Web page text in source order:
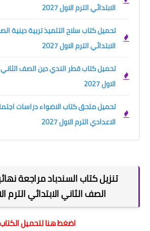
الابتدائي الترم الاول 2027
تحميل كتاب سلاح التلميذ تربية دينية
الابتدائي الترم الاول 2027
تحميل كتاب قطر الندي دين الصف الثاني
الاول 2027
تحميل ملحق كتاب الاضواء دراسات
الاعدادي الترم الاول 2027
تنزيل كتاب السندباد مراجعة
الصف الثاني الابتدائي الترم الاول
اضغط هنا لتحميل الكتاب